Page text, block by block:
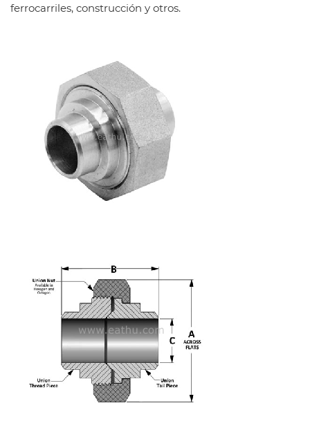
Material:
1.4301,1.4307,1.4401,1.4571,1.4541, 254Mo y etc.
Acero al carbono: ASTM A105, A350LF2, Q235, St37, 20 #,
16Mn, St45.8, A42CP, E24, A515 Gr60, A515 Gr 70, A420
WPL6, etc.
Acero inoxidable dúplex: UNS31803, SAF2205, UNS32205,
UNS31500, UNS32750, UNS32760, 1.4462,1.4410,1.4501 y etc.
Acero para tuberías: A694 F42, A694F52, A694 F60, A694
F65, A694 F70, A694 F80, etc.
Aleación de Cr-Mo: A182 F11, A182 F5, A182 F22, A182 F91, A182
F9, 16mo3, etc.
Aplicación: Química del petróleo, refinería, industria
farmacéutica, industria de alimentos y bebidas,
desalinización de agua de mar, fabricación de papel,
industria de construcción naval, energía eléctrica, petróleo
y gas costa afuera y en tierra, industria minera, tratamiento
ferrocarriles, construcción y otros.